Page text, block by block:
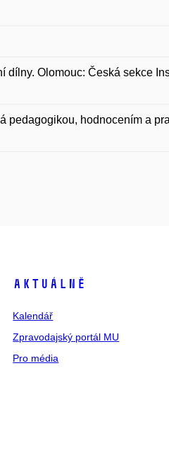
Olomouc: Česká sekce
pedagogikou, hodnocením a
Aktuálně
Kalendář
Zpravodajský portál MU
Pro média